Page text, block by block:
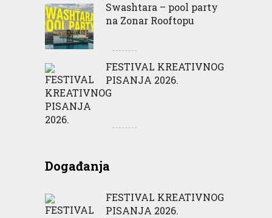
Swashtara – pool party
na Zonar Rooftopu
FESTIVAL KREATIVNOG
PISANJA 2026.
Događanja
FESTIVAL KREATIVNOG
PISANJA 2026.